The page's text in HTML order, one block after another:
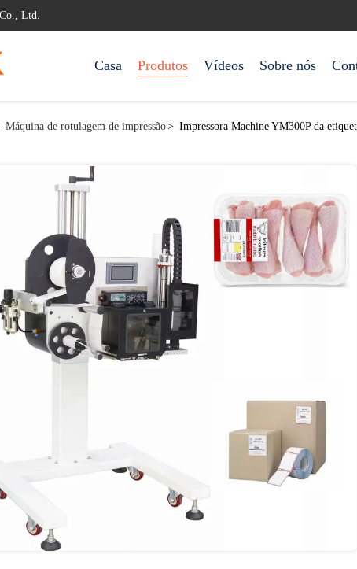
Ltd.
Casa Produtos Vídeos Sobre nós
Máquina de rotulagem de impressão> Impressora Machine YM300P da